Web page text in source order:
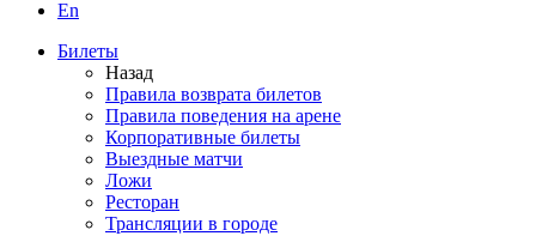
En
Билеты
Назад
Правила возврата билетов
Правила поведения на арене
Корпоративные билеты
Выездные матчи
Ложи
Ресторан
Трансляции в городе